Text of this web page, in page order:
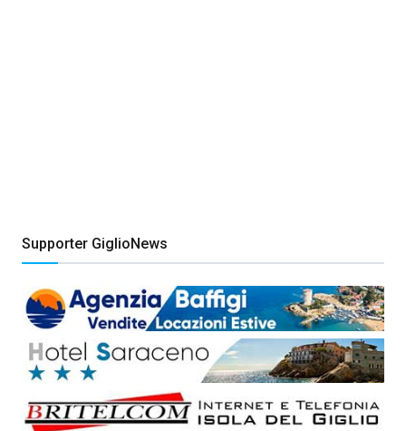
Supporter GiglioNews